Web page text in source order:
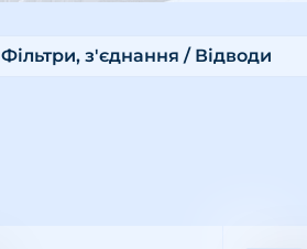
Фільтри, з'єднання / Відводи